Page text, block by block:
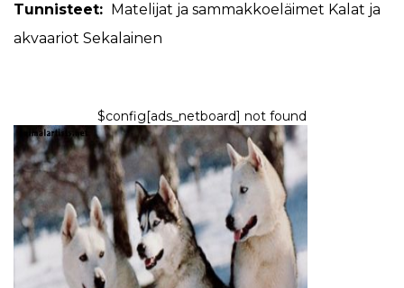
Tunnisteet: Matelijat ja sammakkoeläimet Kalat ja
akvaariot Sekalainen
$config[ads_netboard] not found